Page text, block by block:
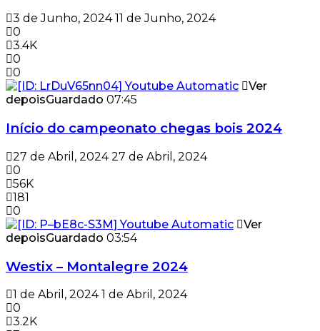
3 de Junho, 2024 11 de Junho, 2024
0
3.4K
0
0
Ver
depoisGuardado 07:45
Início do campeonato chegas bois 2024
27 de Abril, 2024 27 de Abril, 2024
0
56K
181
0
Ver
depoisGuardado 03:54
Westix – Montalegre 2024
1 de Abril, 2024 1 de Abril, 2024
0
3.2K